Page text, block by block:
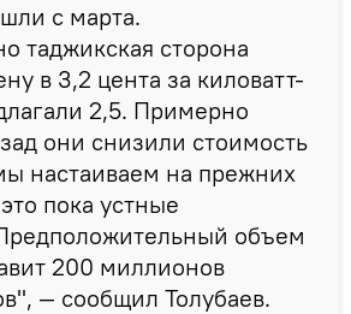
с марта.
таджикская сторона
в 3,2 цента за киловатт-
2,5. Примерно
они снизили стоимость
настаиваем на прежних
пока устные
объем
200 миллионов
— сообщил Толубаев.